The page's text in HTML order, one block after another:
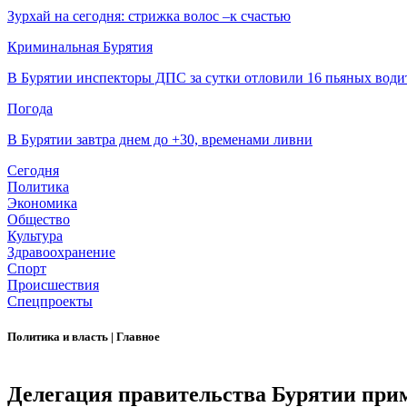
Зурхай на сегодня: стрижка волос –к счастью
Криминальная Бурятия
В Бурятии инспекторы ДПС за сутки отловили 16 пьяных
Погода
В Бурятии завтра днем до +30, временами ливни
Сегодня
Политика
Экономика
Общество
Культура
Здравоохранение
Спорт
Происшествия
Спецпроекты
Политика и власть | Главное
Делегация правительства Бурятии